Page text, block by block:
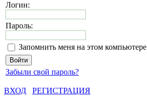
Логин:
Пароль:
Запомнить меня на этом компьютере
Забыли свой пароль?
ВХОД
РЕГИСТРАЦИЯ